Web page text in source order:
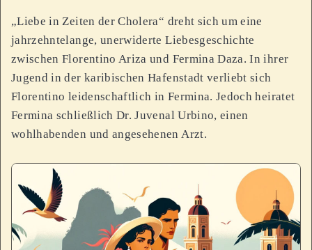
„Liebe in Zeiten der Cholera“ dreht sich um eine
jahrzehntelange, unerwiderte Liebesgeschichte
zwischen Florentino Ariza und Fermina Daza. In ihrer
Jugend in der karibischen Hafenstadt verliebt sich
Florentino leidenschaftlich in Fermina. Jedoch heiratet
Fermina schließlich Dr. Juvenal Urbino, einen
wohlhabenden und angesehenen Arzt.